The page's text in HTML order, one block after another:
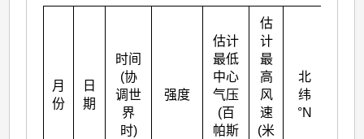
月
份
日
期
时间
(协
调世
界
时)
强度
估计
最低
中心
气压
(百
帕斯
估
计
最
高
风
速
(米
北
纬
°N